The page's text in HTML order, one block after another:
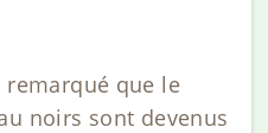
remarqué que le
noirs sont devenus